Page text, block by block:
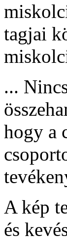
tagjai
...
hogy a
A kép
és